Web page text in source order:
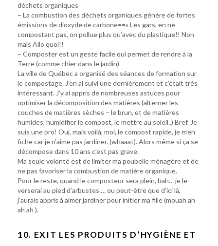
déchets organiques
– La combustion des déchets organiques génère de fortes
émissions de dioxyde de carbone==» Les gars, en ne
compostant pas, on pollue plus qu’avec du plastique!! Non
mais Allo quoi!!
– Composter est un geste facile qui permet de rendre à la
Terre (comme chier dans le jardin)
La ville de Québec a organisé des séances de formation sur
le compostage. J’en ai suivi une dernièrement et c’était très
intéressant. J’y ai appris de nombreuses astuces pour
optimiser la décomposition des matières (alterner les
couches de matières sèches – le brun, et de matières
humides, humidifier le compost, le mettre au soleil..) Bref. Je
suis une pro! Oui, mais voilà, moi, le compost rapide, je m’en
fiche car je n’aime pas jardiner. (whaaat). Alors même si ça se
décompose dans 10 ans c’est pas grave.
Ma seule volonté est de limiter ma poubelle ménagère et de
ne pas favoriser la combustion de matière organique.
Pour le reste, quand le composteur sera plein, bah… je le
verserai au pied d’arbustes … ou peut-être que d‘ici là,
j’aurais appris à aimer jardiner pour initier ma fille (mouah ah
ah ah ).
10. EXIT LES PRODUITS D’HYGIÈNE ET